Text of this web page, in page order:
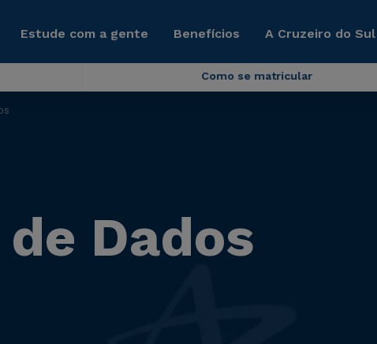
Estude com a gente Benefícios A Cruzeiro do
Como se matricular
Dados